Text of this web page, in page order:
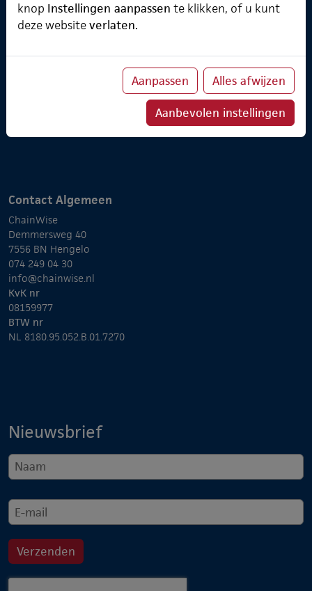
Over ChainWise
Implementatietraject
Contact Algemeen
ChainWise
Demmersweg 40
7556 BN Hengelo
074 249 04 30
info@chainwise.nl
KvK nr
08159977
BTW nr
NL 8180.95.052.B.01.7270
Nieuwsbrief
knop Instellingen aanpassen te klikken, of u kunt
deze websiteverlaten.
Aanpassen Alles afwijzen
Aanbevolen instellingen